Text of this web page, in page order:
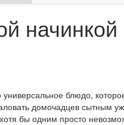
начинкой
блюдо,
домочадцев сытным
бы одним просто